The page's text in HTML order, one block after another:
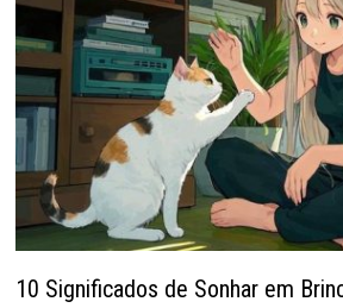
10 Significados de Sonhar em